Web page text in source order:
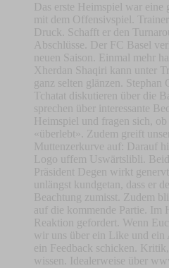
Das erste Heimspiel war eine
mit dem Offensivspiel.
Druck. Schafft er den
Abschlüsse. Der FC Basel
neuen Saison. Einmal mehr
Xherdan Shaqiri kann unter
ganz selten glänzen.
Tchatat diskutieren über die
sprechen über interessante
Heimspiel und fragen sich,
«überlebt». Zudem greift
Muttenzerkurve auf: Darauf
Logo uffem Uswärtslibli.
Präsident Degen wirkt
unlängst kundgetan, dass er
Beachtung zumisst. Zudem
auf die kommende Partie. Im
Reaktion gefordert. Wenn
wir uns über ein Like und ein
ein Feedback schicken.
wissen. Idealerweise über